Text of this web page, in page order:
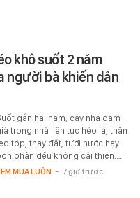
khô suốt 2 năm
người bà khiến dân
gần hai năm, cây nha đam
trong nhà liên tục héo lá, thân
tóp, thay đất, tưới nước hay
phân đều không cải thiện.…
MUA LUÔN - 7 giờ trước